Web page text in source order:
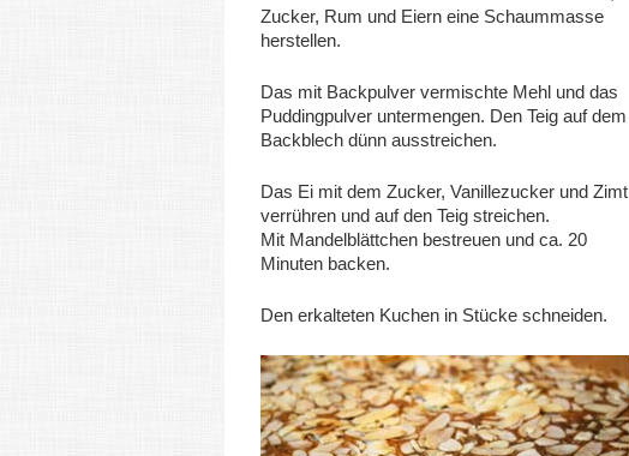
Zucker, Rum und Eiern eine Schaummasse
herstellen.
Das mit Backpulver vermischte Mehl und das
Puddingpulver untermengen. Den Teig auf dem
Backblech dünn ausstreichen.
Das Ei mit dem Zucker, Vanillezucker und Zimt
verrühren und auf den Teig streichen.
Mit Mandelblättchen bestreuen und ca. 20
Minuten backen.
Den erkalteten Kuchen in Stücke schneiden.